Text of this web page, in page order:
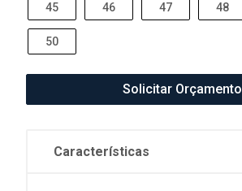
45 46 47 48
50
Solicitar Orçamento
Características